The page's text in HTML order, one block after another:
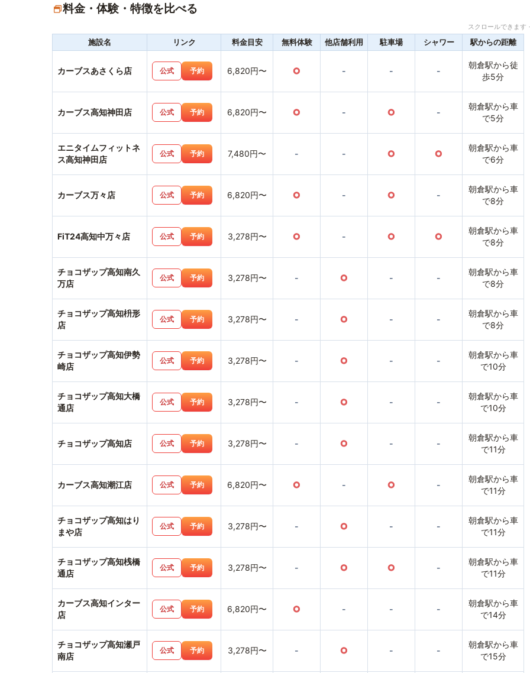
料金・体験・特徴を比べる
スクロールできま
施設名 リンク 料金目安 無料体験 他店舗利用 駐車場 シャワー 駅からの距離
カーブスあさくら店 公式 予約 6,820円〜 ○ - - -
朝倉駅から徒
歩5分
カーブス高知神田店 公式 予約 6,820円〜 ○ - ○ -
朝倉駅から車
で5分
エニタイムフィットネ
ス高知神田店
公式 予約 7,480円〜 - - ○ ○
朝倉駅から車
で6分
カーブス万々店 公式 予約 6,820円〜 ○ - ○ -
朝倉駅から車
で8分
FiT24高知中万々店 公式 予約 3,278円〜 ○ - ○ ○
朝倉駅から車
で8分
チョコザップ高知南久
万店
公式 予約 3,278円〜 - ○ - -
朝倉駅から車
で8分
チョコザップ高知枡形
店
公式 予約 3,278円〜 - ○ - -
朝倉駅から車
で8分
チョコザップ高知伊勢
崎店
公式 予約 3,278円〜 - ○ - -
朝倉駅から車
で10分
チョコザップ高知大橋
通店
公式 予約 3,278円〜 - ○ - -
朝倉駅から車
で10分
チョコザップ高知店 公式 予約 3,278円〜 - ○ - -
朝倉駅から車
で11分
カーブス高知潮江店 公式 予約 6,820円〜 ○ - ○ -
朝倉駅から車
で11分
チョコザップ高知はり
まや店
公式 予約 3,278円〜 - ○ - -
朝倉駅から車
で11分
チョコザップ高知桟橋
通店
公式 予約 3,278円〜 - ○ ○ -
朝倉駅から車
で11分
カーブス高知インター
店
公式 予約 6,820円〜 ○ - - -
朝倉駅から車
で14分
チョコザップ高知瀬戸
南店
公式 予約 3,278円〜 - ○ - -
朝倉駅から車
で15分